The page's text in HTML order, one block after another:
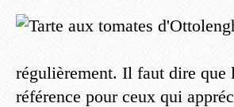
régulièrement. Il faut dire que
référence pour ceux qui